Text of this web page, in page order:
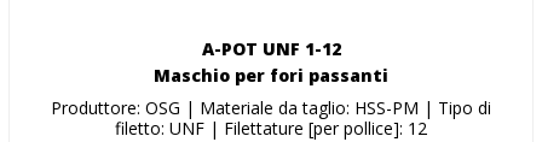
A-POT UNF 1-12
Maschio per fori passanti
Produttore: OSG | Materiale da taglio: HSS-PM | Tipo di
filetto: UNF | Filettature [per pollice]: 12